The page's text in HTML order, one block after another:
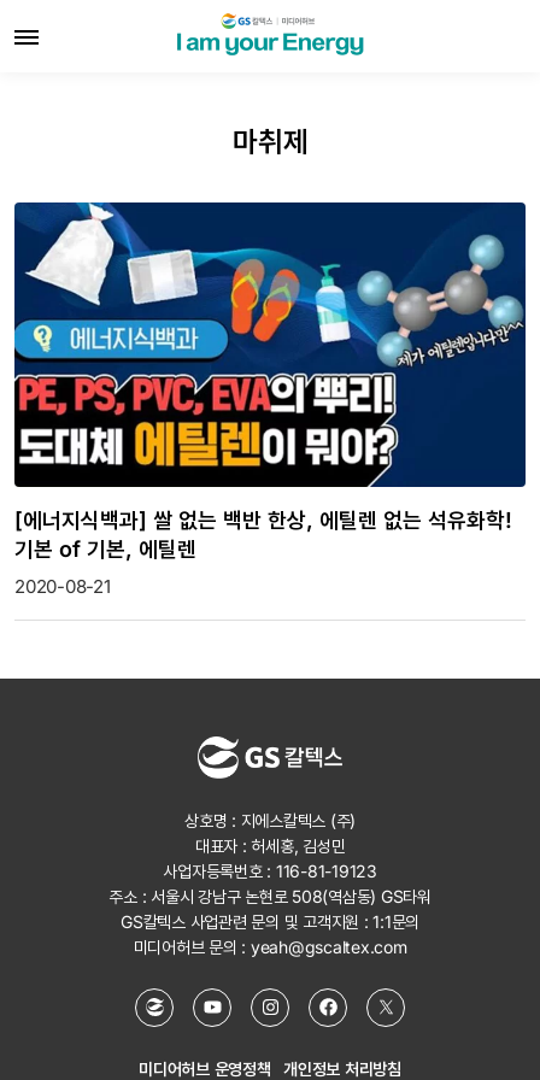
마취제
[에너지식백과] 쌀 없는 백반 한상, 에틸렌 없는 석유화학!
기본 of 기본, 에틸렌
2020-08-21
상호명 : 지에스칼텍스 (주)
대표자 : 허세홍, 김성민
사업자등록번호 : 116-81-19123
주소 : 서울시 강남구 논현로 508(역삼동) GS타워
GS칼텍스 사업관련 문의 및 고객지원 :1:1문의
미디어허브 문의 : yeah@gscaltex.com
미디어허브 운영정책 개인정보 처리방침